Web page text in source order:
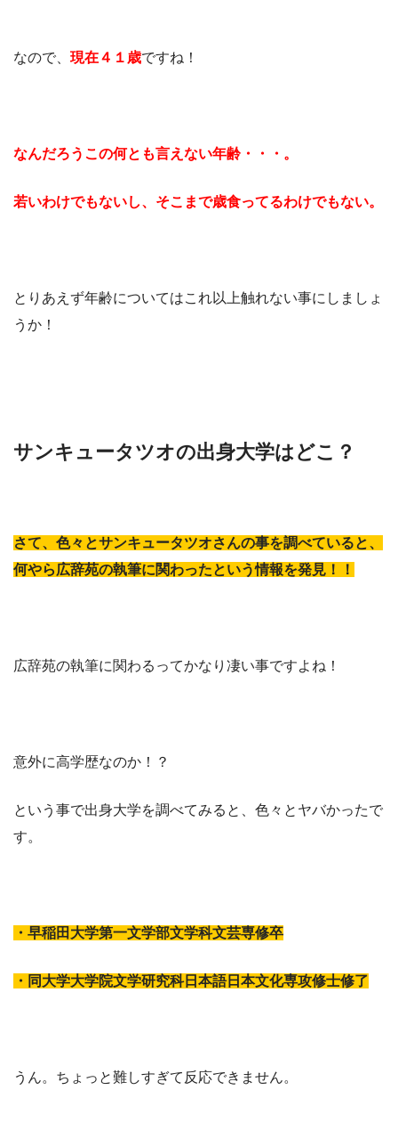
なので、 現在４１歳ですね！
なんだろうこの何とも言えない年齢・・・。
若いわけでもないし、そこまで歳食ってるわけでもない。
とりあえず年齢についてはこれ以上触れない事にしましょ
うか！
サンキュータツオの出身大学はどこ？
さて、色々とサンキュータツオさんの事を調べていると、
何やら広辞苑の執筆に関わったという情報を発見！！
広辞苑の執筆に関わるってかなり凄い事ですよね！
意外に高学歴なのか！？
という事で出身大学を調べてみると、色々とヤバかったで
す。
・早稲田大学第一文学部文学科文芸専修卒
・同大学大学院文学研究科日本語日本文化専攻修士修了
うん。ちょっと難しすぎて反応できません。